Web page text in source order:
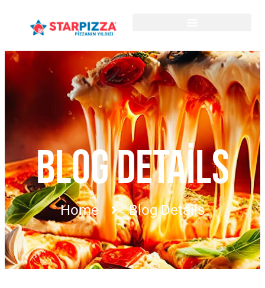
BLOG DETAILS
Home Blog Details